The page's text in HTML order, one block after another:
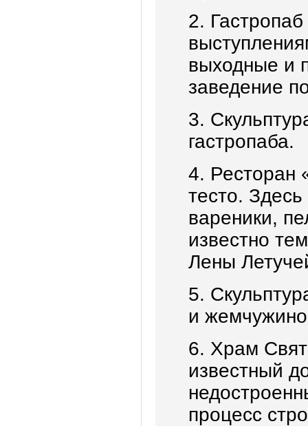
2.
выходные и
заведение
3.
гастропаба.
4. Ресторан
тесто.
вареники,
известно
Лены
5.
и
6. Храм
известный
процесс